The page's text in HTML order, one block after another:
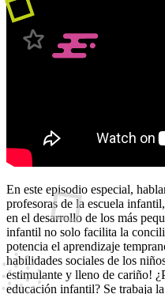
En este episodio especial,
profesoras de la escuela
en el desarrollo de los más
infantil no solo facilita la
potencia el aprendizaje
habilidades sociales de los
estimulante y lleno de cariño!
educación infantil? Se trabaja